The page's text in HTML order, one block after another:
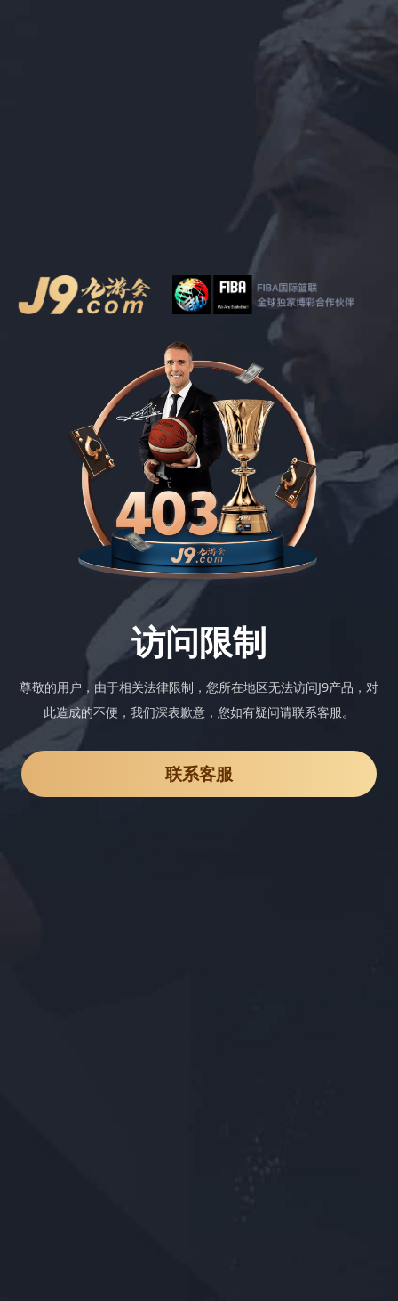
访问限制
尊敬的用户，由于相关法律限制，您所在地区无法访问J9产品，对
此造成的不便，我们深表歉意，您如有疑问请联系客服。
联系客服